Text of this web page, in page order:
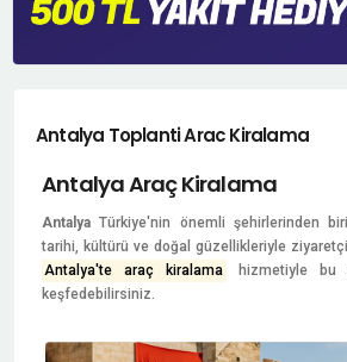
Antalya Toplanti Arac Kiralama
Antalya Araç Kiralama
Antalya Türkiye'nin önemli şehirlerinden
tarihi, kültürü ve doğal güzellikleriyle
Antalya'te araç kiralama
hizmetiyle bu
keşfedebilirsiniz.